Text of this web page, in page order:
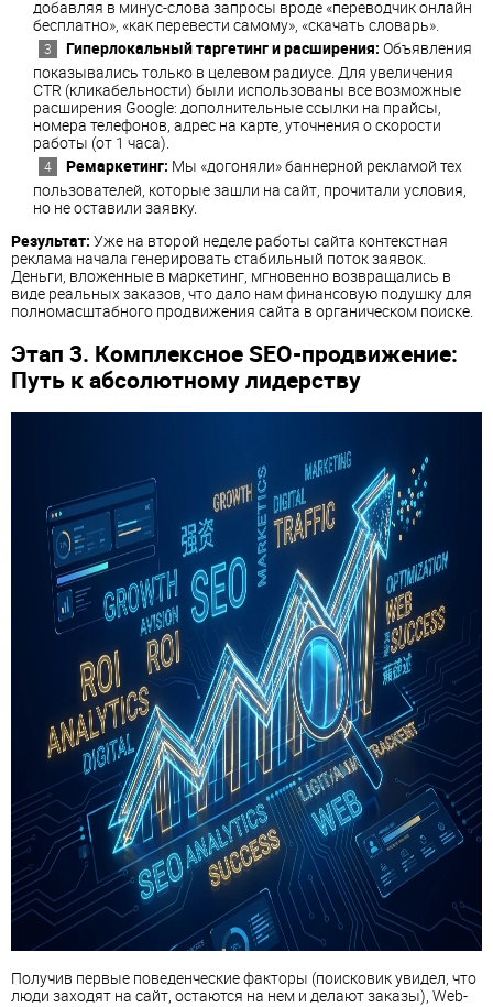
добавляя в минус-слова запросы вроде «переводчик онлайн
бесплатно», «как перевести самому», «скачать словарь».
Гиперлокальный таргетинг и расширения: Объявления
показывались только в целевом радиусе. Для увеличения
CTR (кликабельности) были использованы все возможные
расширения Google: дополнительные ссылки на прайсы,
номера телефонов, адрес на карте, уточнения о скорости
работы (от 1 часа).
Ремаркетинг: Мы «догоняли» баннерной рекламой тех
пользователей, которые зашли на сайт, прочитали условия,
но не оставили заявку.
Результат: Уже на второй неделе работы сайта контекстная
реклама начала генерировать стабильный поток заявок.
Деньги, вложенные в маркетинг, мгновенно возвращались в
виде реальных заказов, что дало нам финансовую подушку для
полномасштабного продвижения сайта в органическом поиске.
Этап 3. Комплексное SEO-продвижение:
Путь к абсолютному лидерству
Получив первые поведенческие факторы (поисковик увидел, что
люди заходят на сайт, остаются на нем и делают заказы), Web-